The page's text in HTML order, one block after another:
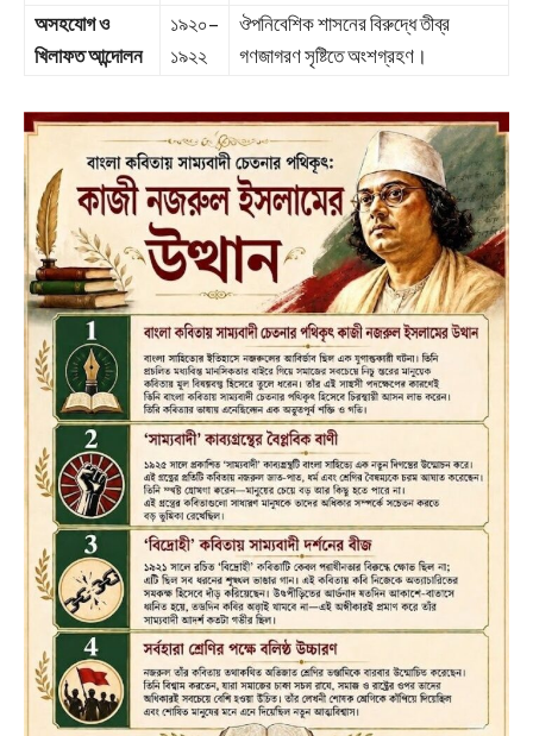
অসহযোগ ও
খিলাফত আন্দোলন
১৯২০–
১৯২২
ঔপনিবেশিক শাসনের বিরুদ্ধে তীব্র
গণজাগরণ সৃষ্টিতে অংশগ্রহণ।